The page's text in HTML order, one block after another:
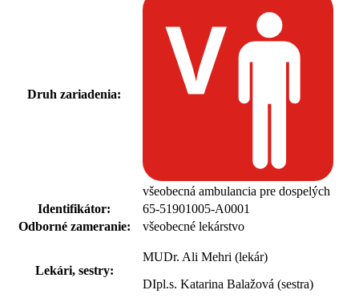
Druh zariadenia:
všeobecná ambulancia pre dospelých
Identifikátor:
65-51901005-A0001
Odborné zameranie:
všeobecné lekárstvo
Lekári, sestry:
MUDr. Ali Mehri (lekár)
DIpl.s. Katarina Balažová (sestra)